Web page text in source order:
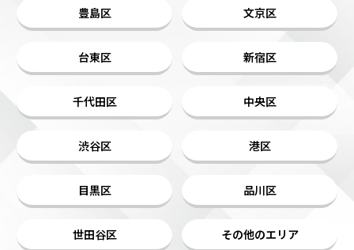
豊島区 文京区
台東区 新宿区
千代田区 中央区
渋谷区 港区
目黒区 品川区
世田谷区 その他のエリア